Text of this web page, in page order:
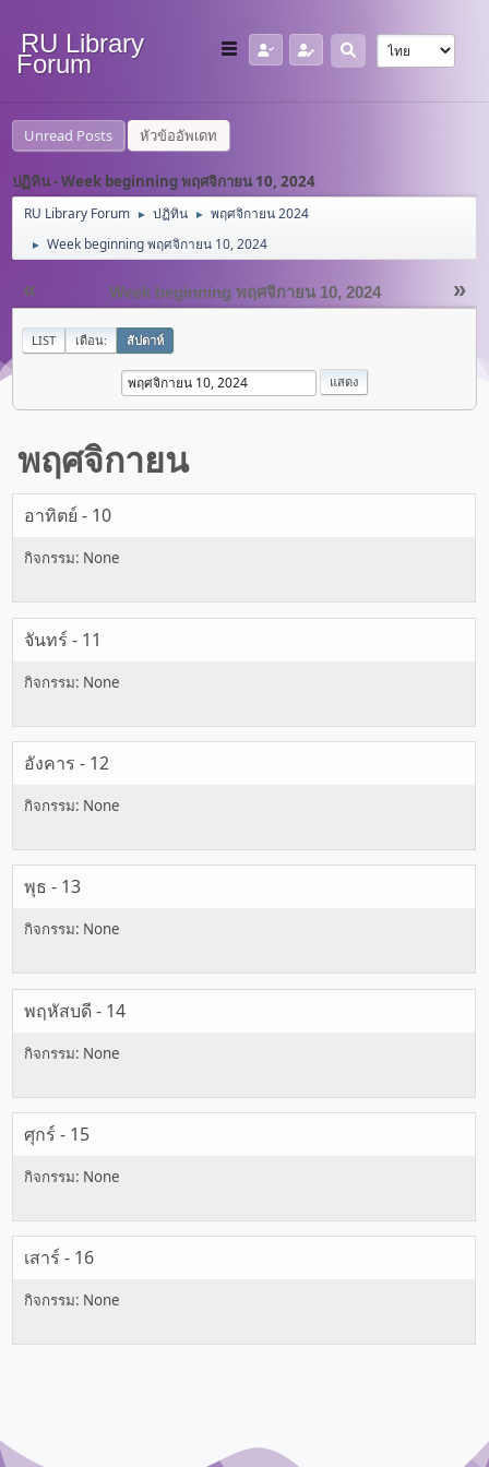
RU Library
Forum
Unread Posts หัวข้ออัพเดท
ปฏิทิน - Week beginning พฤศจิกายน 10, 2024
RU Library Forum ► ปฏิทิน ► พฤศจิกายน 2024
► Week beginning พฤศจิกายน 10, 2024
« »
Week beginning พฤศจิกายน 10, 2024
LIST เดือน: สัปดาห์
พฤศจิกายน
อาทิตย์ - 10
จันทร์ - 11
อังคาร - 12
พุธ - 13
พฤหัสบดี - 14
ศุกร์ - 15
เสาร์ - 16